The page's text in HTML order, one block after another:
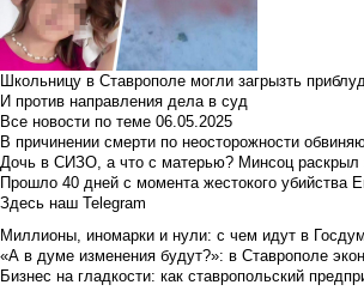
Школьницу в Ставрополе могли загрызть
И против направления дела в суд
Все новости по теме 06.05.2025
В причинении смерти по неосторожности
Дочь в СИЗО, а что с матерью? Минсоц раскрыл
Прошло 40 дней с момента жестокого убийства
Здесь наш Telegram
Миллионы, иномарки и нули: с чем идут в
«А в думе изменения будут?»: в Ставрополе
Бизнес на гладкости: как ставропольский